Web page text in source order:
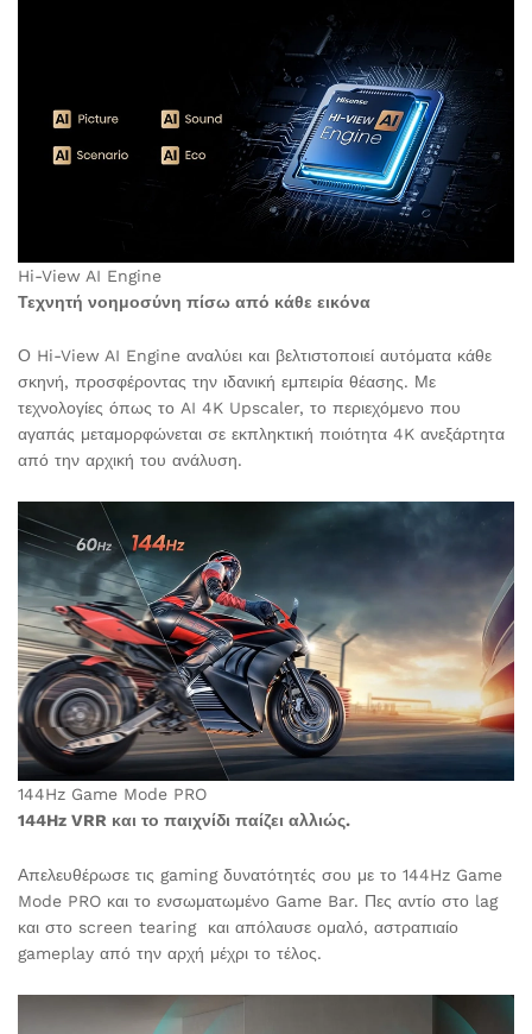
Hi-View AI Engine
Τεχνητή νοημοσύνη πίσω από κάθε εικόνα
Ο Hi-View AI Engine αναλύει και βελτιστοποιεί αυτόματα κάθε
σκηνή, προσφέροντας την ιδανική εμπειρία θέασης. Με
τεχνολογίες όπως το AI 4K Upscaler, το περιεχόμενο που
αγαπάς μεταμορφώνεται σε εκπληκτική ποιότητα 4K ανεξάρτητα
από την αρχική του ανάλυση.
144Hz Game Mode PRO
144Hz VRR και το παιχνίδι παίζει αλλιώς.
Απελευθέρωσε τις gaming δυνατότητές σου με το 144Hz Game
Mode PRO και το ενσωματωμένο Game Bar. Πες αντίο στο lag
και στο screen tearing και απόλαυσε ομαλό, αστραπιαίο
gameplay από την αρχή μέχρι το τέλος.